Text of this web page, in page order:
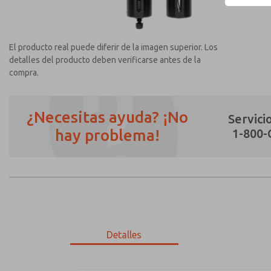
El producto real puede diferir de la imagen superior. Los
detalles del producto deben verificarse antes de la
compra.
¿Necesitas ayuda? ¡No
hay problema!
1-800-
Detalles
¿Método de Contacto Preferido?
Envíenme actualizaciones periódicas
*Sí, he leído la política de privacidad y
únicamente con fines estrictamente